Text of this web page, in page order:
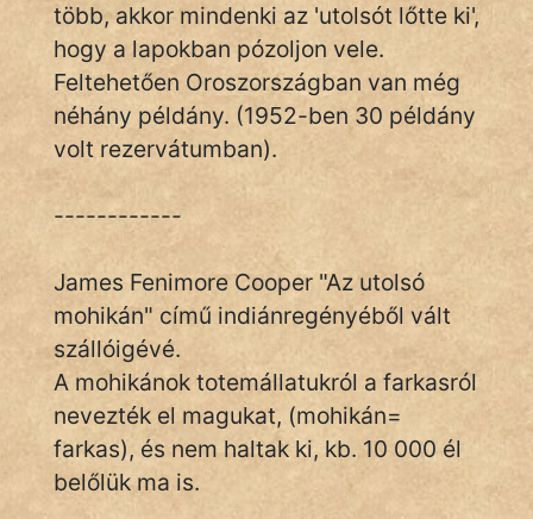
cinege
fantom
Hunor
mikkamakka
vörös ördög
nagyöreg
NapHold
Név nélkül
több, akkor mindenki az 'utolsót lőtte ki',
hogy a lapokban pózoljon vele.
Feltehetően Oroszországban van még
néhány példány. (1952-ben 30 példány
volt rezervátumban).
------------
James Fenimore Cooper "Az utolsó
mohikán" című indiánregényéből vált
szállóigévé.
A mohikánok totemállatukról a farkasról
nevezték el magukat, (mohikán=
farkas), és nem haltak ki, kb. 10 000 él
belőlük ma is.